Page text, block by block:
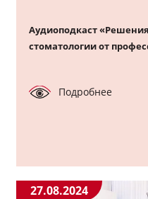
Обратная связь
Мой профиль
Аудиоподкаст
стоматологии от
Подробнее
27.08.2024